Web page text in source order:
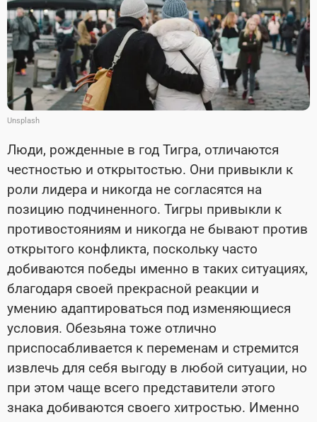
Unsplash
Люди, рожденные в год Тигра, отличаются
честностью и открытостью. Они привыкли к
роли лидера и никогда не согласятся на
позицию подчиненного. Тигры привыкли к
противостояниям и никогда не бывают против
открытого конфликта, поскольку часто
добиваются победы именно в таких ситуациях,
благодаря своей прекрасной реакции и
умению адаптироваться под изменяющиеся
условия. Обезьяна тоже отлично
приспосабливается к переменам и стремится
извлечь для себя выгоду в любой ситуации, но
при этом чаще всего представители этого
знака добиваются своего хитростью. Именно